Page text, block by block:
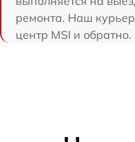
ремонта. Наш курьер
центр MSI и обратно.